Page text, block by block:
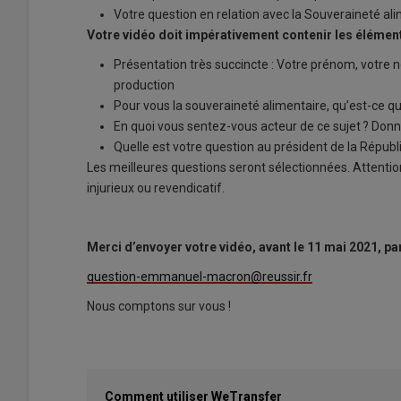
Votre question en relation avec la Souveraineté
Votre vidéo doit impérativement contenir les
Présentation très succincte : Votre prénom, votre
production
Pour vous la souveraineté alimentaire, qu’est-ce
En quoi vous sentez-vous acteur de ce sujet ?
Quelle est votre question au président de la
Les meilleures questions seront sélectionnées.
injurieux ou revendicatif.
Merci d’envoyer votre vidéo, avant le 11 mai 2021,
question-emmanuel-macron@reussir.fr
Nous comptons sur vous !
Comment utiliser WeTransfer